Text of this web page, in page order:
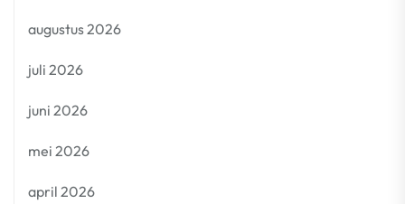
augustus 2026
juli 2026
juni 2026
mei 2026
april 2026